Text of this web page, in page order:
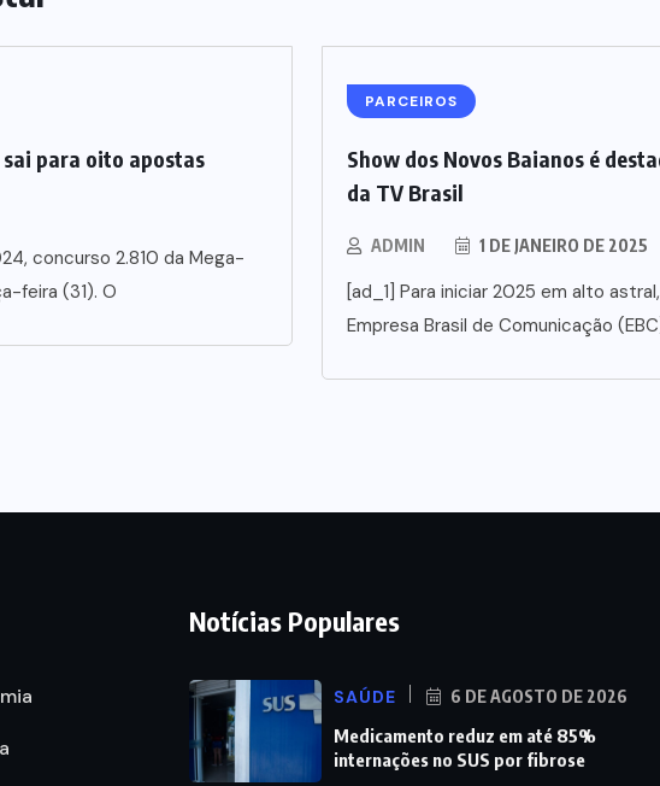
para oito apostas
concurso 2.810 da Mega-
feira (31). O
PARCEIROS
Show dos Novos Baianos é
da TV Brasil
ADMIN 1 DE JANEIRO DE 2025
[ad_1] Para iniciar 2025 em alto
Empresa Brasil de Comunicação
Notícias Populares
SAÚDE 6 DE AGOSTO DE 2026
Medicamento reduz em até 85%
internações no SUS por fibrose